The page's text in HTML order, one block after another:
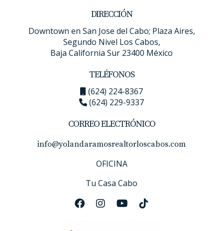
DIRECCIÓN
Downtown en San Jose del Cabo; Plaza Aires,
Segundo Nivel Los Cabos,
Baja California Sur 23400 México
TELÉFONOS
(624) 224-8367
(624) 229-9337
CORREO ELECTRÓNICO
info@yolandaramosrealtorloscabos.com
OFICINA
Tu Casa Cabo